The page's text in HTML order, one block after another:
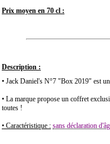
Prix moyen en 70 cl :
Description :
• Jack Daniel's N°7 "Box 2019" est
• La marque propose un coffret
toutes !
• Caractéristique : sans déclaration